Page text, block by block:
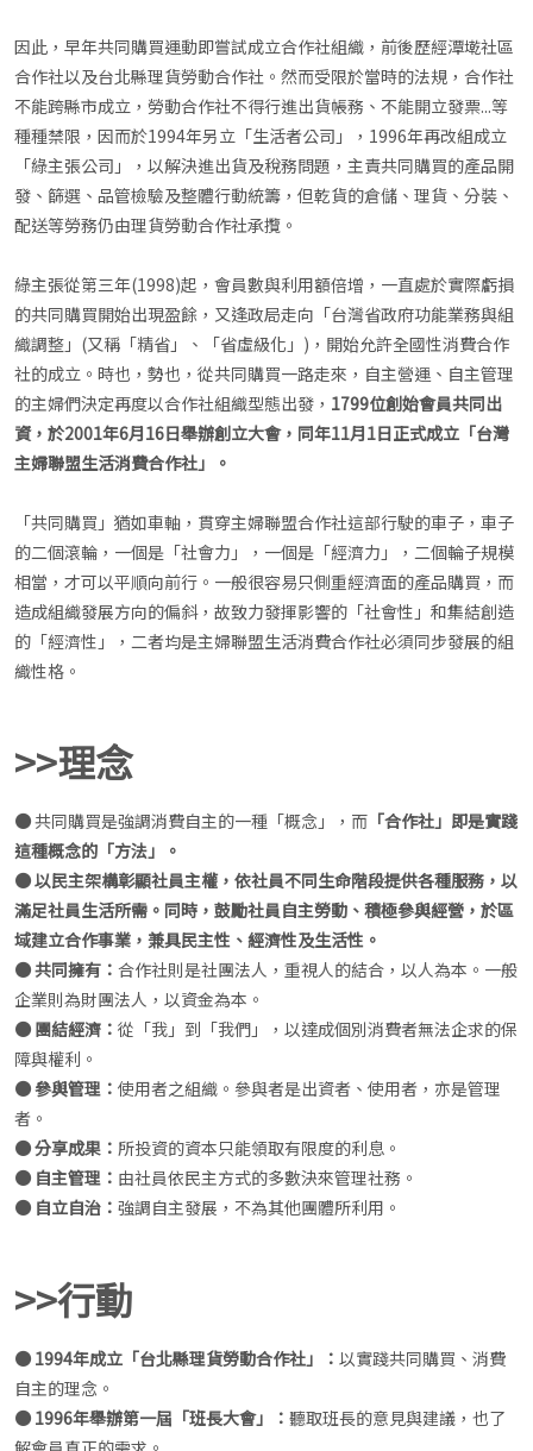
因此，早年共同購買運動即嘗試成立合作社組織，前後歷經潭墘社區
合作社以及台北縣理貨勞動合作社。然而受限於當時的法規，合作社
不能跨縣市成立，勞動合作社不得行進出貨帳務、不能開立發票...等
種種禁限，因而於1994年另立「生活者公司」，1996年再改組成立
「綠主張公司」，以解決進出貨及稅務問題，主責共同購買的產品開
發、篩選、品管檢驗及整體行動統籌，但乾貨的倉儲、理貨、分裝、
配送等勞務仍由理貨勞動合作社承攬。
綠主張從第三年(1998)起，會員數與利用額倍增，一直處於實際虧損
的共同購買開始出現盈餘，又逢政局走向「台灣省政府功能業務與組
織調整」(又稱「精省」、「省虛級化」)，開始允許全國性消費合作
社的成立。時也，勢也，從共同購買一路走來，自主營運、自主管理
的主婦們決定再度以合作社組織型態出發， 1799位創始會員共同出
資，於2001年6月16日舉辦創立大會，同年11月1日正式成立「台灣
主婦聯盟生活消費合作社」。
「共同購買」猶如車軸，貫穿主婦聯盟合作社這部行駛的車子，車子
的二個滾輪，一個是「社會力」，一個是「經濟力」，二個輪子規模
相當，才可以平順向前行。一般很容易只側重經濟面的產品購買，而
造成組織發展方向的偏斜，故致力發揮影響的「社會性」和集結創造
的「經濟性」，二者均是主婦聯盟生活消費合作社必須同步發展的組
織性格。
>>理念
●共同購買是強調消費自主的一種「概念」，而 「合作社」即是實踐
這種概念的「方法」。
● 以民主架構彰顯社員主權，依社員不同生命階段提供各種服務，以
滿足社員生活所需。同時，鼓勵社員自主勞動、積極參與經營，於區
域建立合作事業，兼具民主性、經濟性及生活性。
● 共同擁有： 合作社則是社團法人，重視人的結合，以人為本。一般
企業則為財團法人，以資金為本。
● 團結經濟： 從「我」到「我們」，以達成個別消費者無法企求的保
障與權利。
● 參與管理： 使用者之組織。參與者是出資者、使用者，亦是管理
者。
● 分享成果： 所投資的資本只能領取有限度的利息。
● 自主管理： 由社員依民主方式的多數決來管理社務。
● 自立自治： 強調自主發展，不為其他團體所利用。
>>行動
● 1994年成立「台北縣理貨勞動合作社」： 以實踐共同購買、消費
自主的理念。
● 1996年舉辦第一屆「班長大會」： 聽取班長的意見與建議，也了